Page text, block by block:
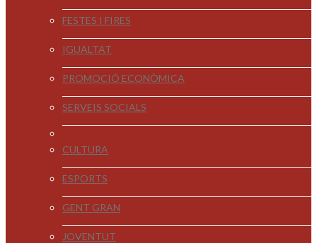
FESTES I FIRES
IGUALTAT
PROMOCIÓ ECONÒMICA
SERVEIS SOCIALS
CULTURA
ESPORTS
GENT GRAN
JOVENTUT